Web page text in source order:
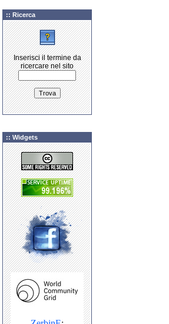
:: Ricerca
Inserisci il termine da
ricercare nel sito
:: Widgets